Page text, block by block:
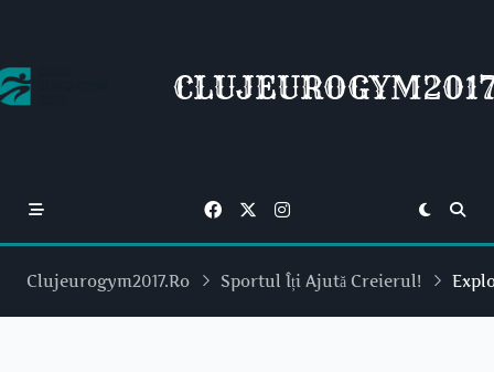
Clujeurogym2017.ro Sportul Îți Ajută Creierul!